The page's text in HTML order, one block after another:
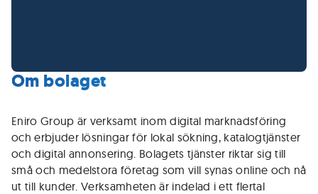
Om bolaget
Eniro Group är verksamt inom digital marknadsföring
och erbjuder lösningar för lokal sökning, katalogtjänster
och digital annonsering. Bolagets tjänster riktar sig till
små och medelstora företag som vill synas online och nå
ut till kunder. Verksamheten är indelad i ett flertal